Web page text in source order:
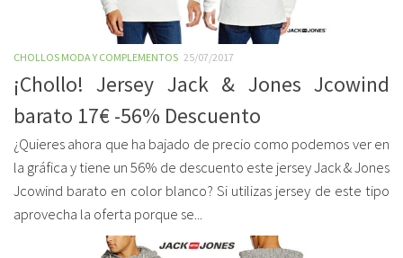
CHOLLOS MODA Y COMPLEMENTOS 25/07/2017
¡Chollo! Jersey Jack & Jones Jcowind
barato 17€ -56% Descuento
¿Quieres ahora que ha bajado de precio como podemos ver en
la gráfica y tiene un 56% de descuento este jersey Jack & Jones
Jcowind barato en color blanco? Si utilizas jersey de este tipo
aprovecha la oferta porque se...